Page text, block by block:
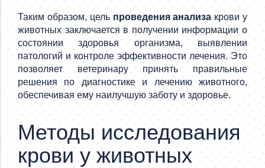
Таким образом, цель проведения анализа крови у
животных заключается в получении информации о
состоянии здоровья организма, выявлении
патологий и контроле эффективности лечения. Это
позволяет ветеринару принять правильные
решения по диагностике и лечению животного,
обеспечивая ему наилучшую заботу и здоровье.
Методы исследования
крови у животных